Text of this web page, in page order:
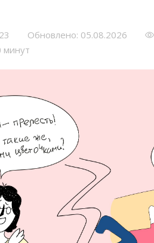
Обновлено: 05.08.2026
минут